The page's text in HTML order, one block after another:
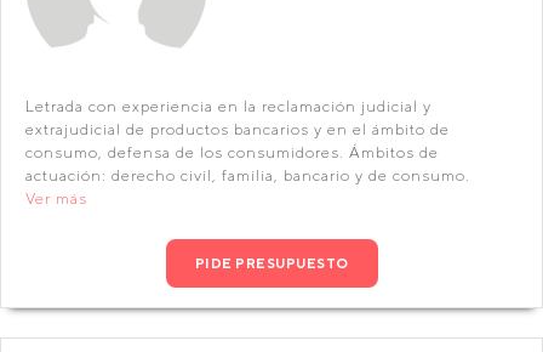
Letrada con experiencia en la reclamación judicial y
extrajudicial de productos bancarios y en el ámbito de
consumo, defensa de los consumidores. Ámbitos de
actuación: derecho civil, familia, bancario y de consumo.
Ver más
PIDE PRESUPUESTO